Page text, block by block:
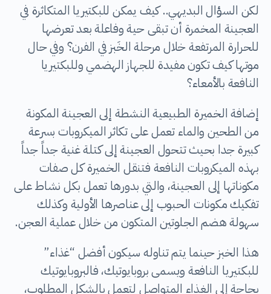
‎لكن السؤال البديهي.. كيف يمكن للبكتيريا المتكاثرة في
العجينة المخمرة أن تبقى حية وفاعلة بعد تعرضها
للحرارة المرتفعة خلال مرحلة الخَبز في الفرن؟ وفي حال
موتها كيف تكون مفيدة للجهاز الهضمي وللبكتيريا
النافعة بالأمعاء؟
‎إضافة الخميرة الطبيعية النشطة إلى العجينة المكونة
من الطحين والماء تعمل على تكاثر الميكروبات بسرعة
كبيرة جدا بحيث تتحول العجينة إلى كتلة غنية جداً جداً
بهذه الميكروبات النافعة فتنقل الخميرة كل صفات
مكوناتها إلى العجينة، والتي بدورها تعمل بكل نشاط على
تفكيك مكونات الحبوب إلى عناصرها الأولية وكذلك
سهولة هضم الجلوتين المتكون من خلال عملية العجن.
‎هذا الخبز حينما يتم تناوله سيكون أفضل “غذاء”
للبكتيريا النافعة ويسمى بروبايوتيك، فالبروبايوتيك
بحاجة إلى الغذاء المتواصل لتعمل بالشكل المطلوب،